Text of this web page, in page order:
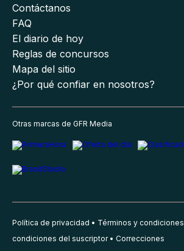
Contáctanos
FAQ
El diario de hoy
Reglas de concursos
Mapa del sitio
¿Por qué confiar en nosotros?
Otras marcas de GFR Media
Política de privacidad Términos y condiciones
condiciones del suscriptor
Correcciones